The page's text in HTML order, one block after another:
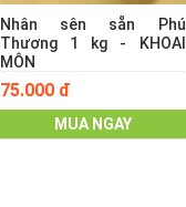
Nhân sên sẵn Phú
Thương 1 kg - KHOAI
MÔN
75.000 đ
MUA NGAY